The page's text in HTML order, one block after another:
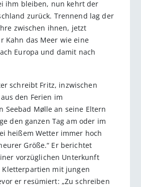
ihm bleiben, nun kehrt der
zurück. Trennend lag der
zwischen ihnen, jetzt
Kahn das Meer wie eine
Europa und damit nach
schreibt Fritz, inzwischen
den Ferien im
Seebad Mølle an seine Eltern
den ganzen Tag am oder im
heißem Wetter immer hoch
Größe.“ Er berichtet
vorzüglichen Unterkunft
Kletterpartien mit jungen
er resümiert: „Zu schreiben